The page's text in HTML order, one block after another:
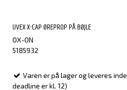
UVEX X-CAP ØREPROP PÅ BØJLE
OX-ON
5185932
Varen er på lager og leveres
deadline er kl. 12)